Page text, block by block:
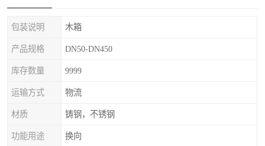
包装说明 木箱
产品规格 DN50-DN450
库存数量 9999
运输方式 物流
材质 铸钢，不锈钢
功能用途 换向